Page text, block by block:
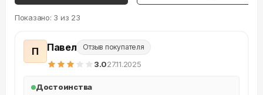
Показано: 3 из 23
П Павел Отзыв покупателя
3.027.11.2025
Достоинства